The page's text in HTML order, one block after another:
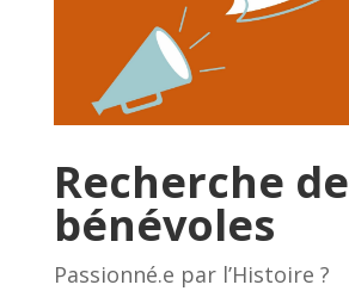
Recherche de
bénévoles
Passionné.e par l’Histoire ?